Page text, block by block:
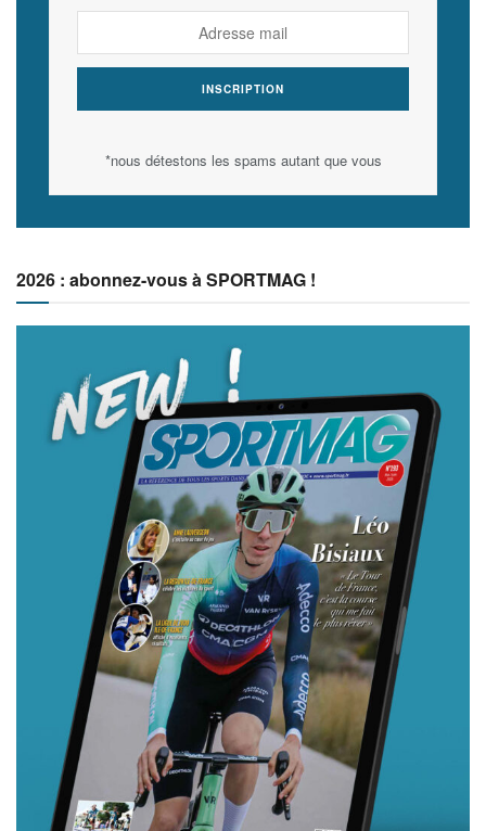
*nous détestons les spams autant que vous
2026 : abonnez-vous à SPORTMAG !